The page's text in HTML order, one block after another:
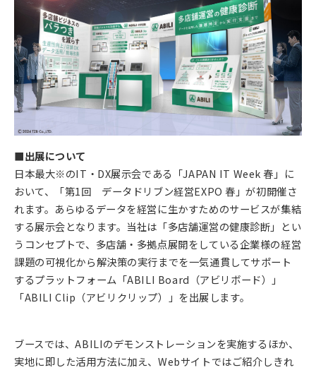
■出展について
日本最大※のIT・DX展示会である「JAPAN IT Week 春」に
おいて、「第1回 データドリブン経営EXPO 春」が初開催さ
れます。あらゆるデータを経営に生かすためのサービスが集結
する展示会となります。当社は「多店舗運営の健康診断」とい
うコンセプトで、多店舗・多拠点展開をしている企業様の経営
課題の可視化から解決策の実行までを一気通貫してサポート
するプラットフォーム「ABILI Board（アビリボード）」
「ABILI Clip（アビリクリップ）」を出展します。
ブースでは、ABILIのデモンストレーションを実施するほか、
実地に即した活用方法に加え、Webサイトではご紹介しきれ